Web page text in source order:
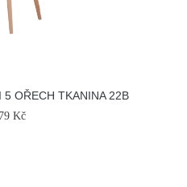
OŘECH TKANINA 22B
Kč